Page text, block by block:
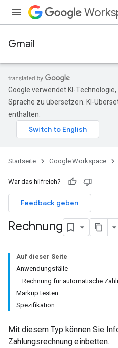
Gmail
Google verwendet KI-
Sprache zu übersetzen. KI-
enthalten.
Startseite Google Workspace
War das hilfreich?
Feedback geben
Rechnung
Auf dieser Seite
Anwendungsfälle
Rechnung für automatische
Markup testen
Spezifikation
Mit diesem Typ können Sie
Zahlungsrechnung einbetten.